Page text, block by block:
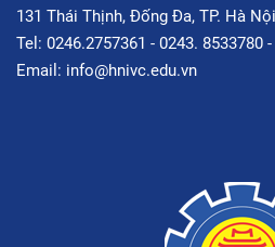
131 Thái Thịnh, Đống Đa, TP. Hà Nội
Tel: 0246.2757361 - 0243. 8533780
Email: info@hnivc.edu.vn